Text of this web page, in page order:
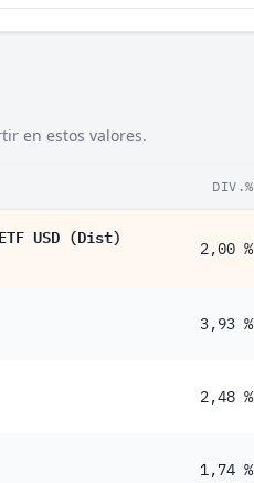
en estos valores.
DIV.%
USD (Dist)
2,00 %
3,93 %
2,48 %
1,74 %